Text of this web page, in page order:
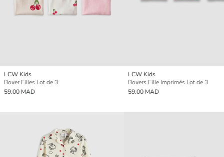
LCW Kids
Boxer Filles Lot de 3
59.00 MAD
LCW Kids
Boxers Fille Imprimés Lot de 3
59.00 MAD